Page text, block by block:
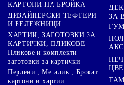
КАРТОНИ НА БРОЙКА
ДИЗАЙНЕРСКИ ТЕФТЕРИ
И БЕЛЕЖНИЦИ
ХАРТИИ, ЗАГОТОВКИ ЗА
КАРТИЧКИ, ПЛИКОВЕ
Пликове и комплекти
заготовки за картички
Перлени , Металик , Брокат
картони и хартии
ЗА